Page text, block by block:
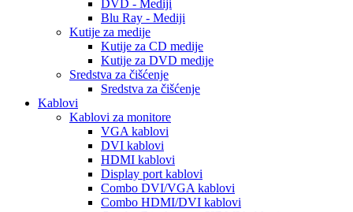
DVD - Mediji
Blu Ray - Mediji
Kutije za medije
Kutije za CD medije
Kutije za DVD medije
Sredstva za čišćenje
Sredstva za čišćenje
Kablovi
Kablovi za monitore
VGA kablovi
DVI kablovi
HDMI kablovi
Display port kablovi
Combo DVI/VGA kablovi
Combo HDMI/DVI kablovi